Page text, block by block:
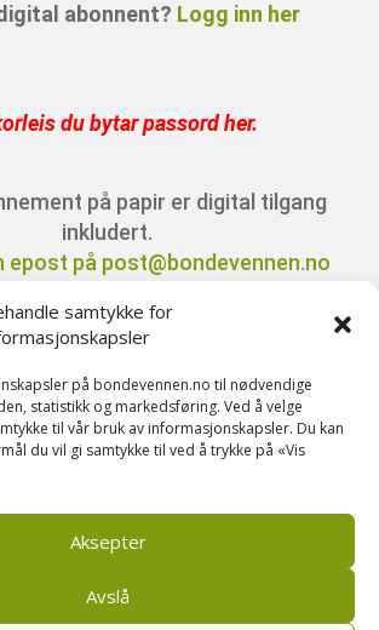
samtykke for
på bondevennen.no til nødvendige
statistikk og markedsføring. Ved å velge
til vår bruk av informasjonskapsler. Du kan
du vil gi samtykke til ved å trykke på «Vis
Aksepter
Avslå
abonnent? Logg inn her
du bytar passord her.
på papir er digital tilgang
inkludert.
epost på post@bondevennen.no
telefon 51 88 72 61 eller send
ein e-post til